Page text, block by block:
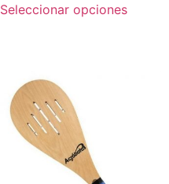
Seleccionar opciones